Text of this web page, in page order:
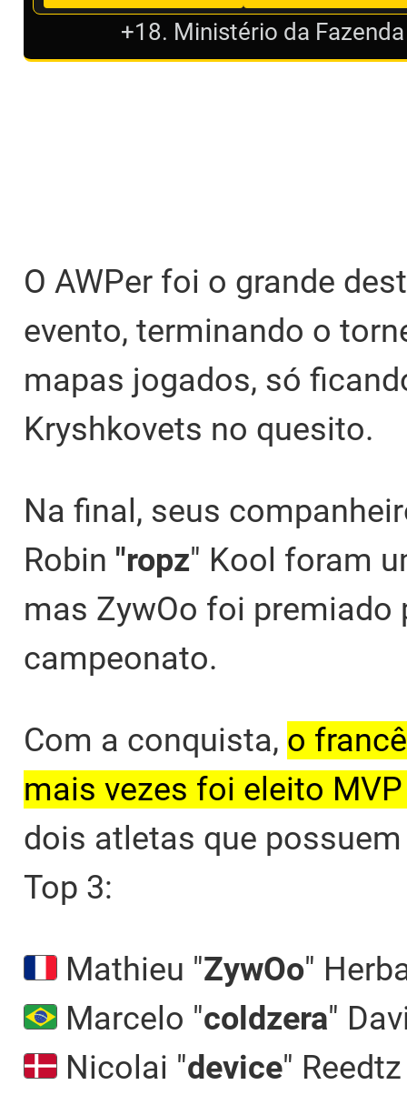
+18. Ministério da
O AWPer foi o grande
evento, terminando o
mapas jogados, só
Kryshkovets no quesito.
Na final, seus
Robin "ropz" Kool foram
mas ZywOo foi
campeonato.
Com a conquista, o
mais vezes foi eleito
dois atletas que
Top 3:
Mathieu "ZywOo"
Marcelo "coldzera"
Nicolai "device"